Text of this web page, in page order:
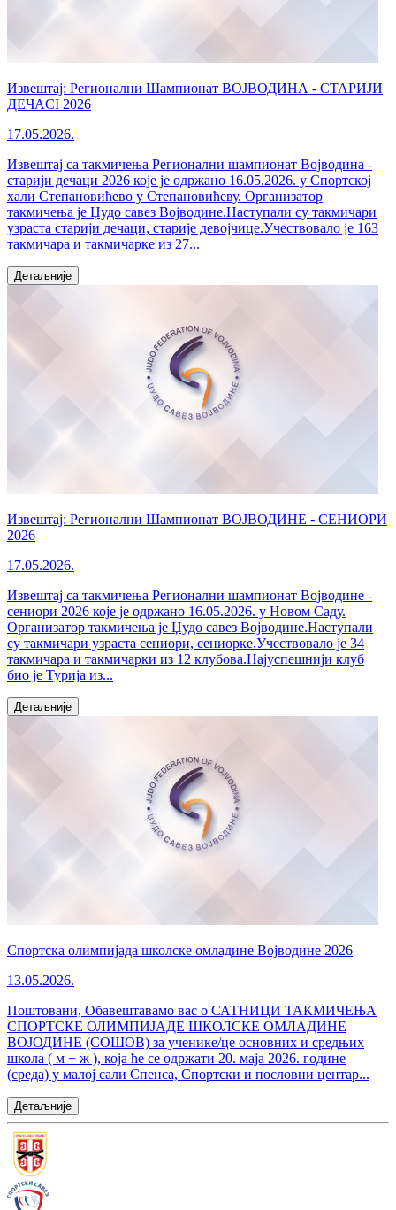
Извештај: Регионални Шампионат ВОЈВОДИНА - СТАРИЈИ
ДЕЧАCI 2026
17.05.2026.
Извештај са такмичења Регионални шампионат Војводина -
старији дечаци 2026 које је одржано 16.05.2026. у Спортској
хали Степановићево у Степановићеву. Организатор
такмичења је Џудо савез Војводине.Наступали су такмичари
узраста старији дечаци, старије девојчице.Учествовало је 163
такмичара и такмичарке из 27...
Детаљније
Извештај: Регионални Шампионат ВОЈВОДИНЕ - СЕНИОРИ
2026
17.05.2026.
Извештај са такмичења Регионални шампионат Војводине -
сениори 2026 које је одржано 16.05.2026. у Новом Саду.
Организатор такмичења је Џудо савез Војводине.Наступали
су такмичари узраста сениори, сениорке.Учествовало је 34
такмичара и такмичарки из 12 клубова.Најуспешнији клуб
био је Турија из...
Детаљније
Спортска олимпијада школске омладине Војводине 2026
13.05.2026.
Поштовани, Обавештавамо вас о САТНИЦИ ТАКМИЧЕЊА
СПОРТСКЕ ОЛИМПИЈАДЕ ШКОЛСКЕ ОМЛАДИНЕ
ВОЈОДИНЕ (СОШОВ) за ученике/це основних и средњих
школа ( м + ж ), која ће се одржати 20. маја 2026. године
(среда) у малој сали Спенса, Спортски и пословни центар...
Детаљније